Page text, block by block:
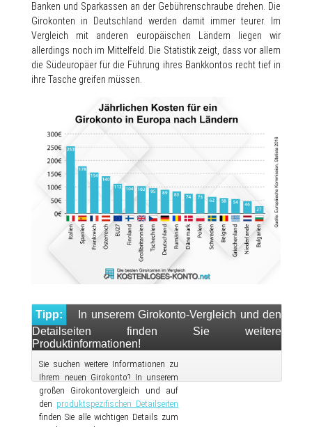
Banken und Sparkassen an der Gebührenschraube drehen. Die
Girokonten in Deutschland werden damit immer teurer. Im
Vergleich mit anderen europäischen Ländern liegen wir
allerdings noch im Mittelfeld. Die Statistik zeigt, dass vor allem
die Südeuropäer für die Führung ihres Bankkontos recht tief in
ihre Tasche greifen müssen.
Tipp:
In unserem Girokonto-Vergleich und den
Detailseiten finden Sie weitere
Produktinformationen!
Sie suchen weitere Informationen zu
Ihrem neuen Girokonto? In unserem
großen Girokontovergleich und auf
den produktspezifischen Detailseiten
finden Sie alle wichtigen Details zum